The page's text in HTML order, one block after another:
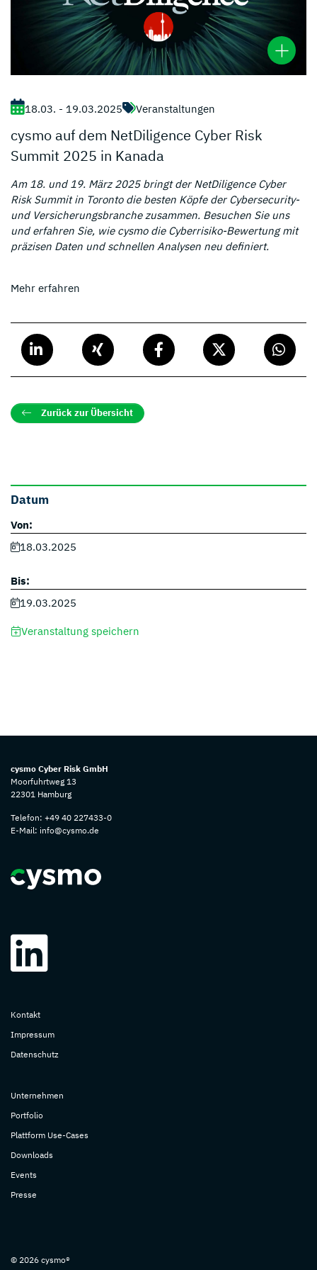
18.03. - 19.03.2025 Veranstaltungen
cysmo auf dem NetDiligence Cyber Risk
Summit 2025 in Kanada
Am 18. und 19. März 2025 bringt der NetDiligence Cyber
Risk Summit in Toronto die besten Köpfe der Cybersecurity-
und Versicherungsbranche zusammen. Besuchen Sie uns
und erfahren Sie, wie cysmo die Cyberrisiko-Bewertung mit
präzisen Daten und schnellen Analysen neu definiert.
Mehr erfahren
Zurück zur Übersicht
Datum
Von:
18.03.2025
Bis:
19.03.2025
Veranstaltung speichern
cysmo Cyber Risk GmbH
Moorfuhrtweg 13
22301 Hamburg
Telefon: +49 40 227433-0
E-Mail: info@cysmo.de
Kontakt
Impressum
Datenschutz
Unternehmen
Portfolio
Plattform Use-Cases
Downloads
Events
Presse
© 2026 cysmo®